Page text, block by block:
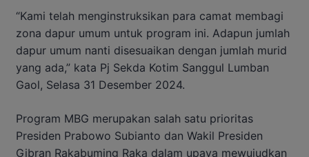
“Kami telah menginstruksikan para camat membagi
zona dapur umum untuk program ini. Adapun jumlah
dapur umum nanti disesuaikan dengan jumlah murid
yang ada,” kata Pj Sekda Kotim Sanggul Lumban
Gaol, Selasa 31 Desember 2024.
Program MBG merupakan salah satu prioritas
Presiden Prabowo Subianto dan Wakil Presiden
Gibran Rakabuming Raka dalam upaya mewujudkan